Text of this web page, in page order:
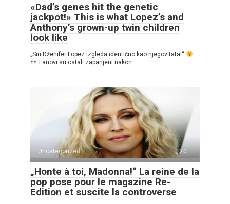
«Dad’s genes hit the genetic
jackpot!» This is what Lopez’s and
Anthony’s grown-up twin children
look like
„Sin Dženifer Lopez izgleda identično kao njegov tata!“
Fanovi su ostali zapanjeni nakon
Uncategorized 0
„Honte à toi, Madonna!“ La reine de la
pop pose pour le magazine Re-
Edition et suscite la controverse